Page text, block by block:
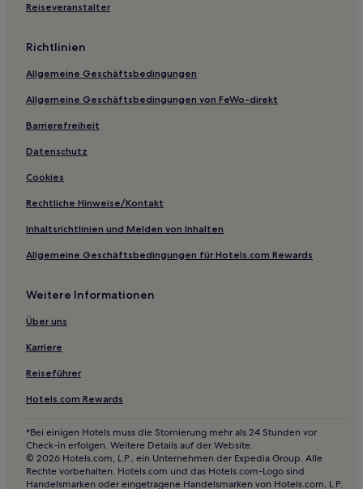
Hotels nahe Station Bródno
Wawrzyszew: Hotels
Hotels nahe U-Bahn-Station Politechnika
Hotels nahe Universität Warschau
Hotels nahe Straßenbahnhaltestelle Plac Wilsona 14
Hotels nahe Centre of Contemporary Art
Hotels nahe Hala Koszyki
Hotels nahe Pole Mokotowskie Station
Reiseveranstalter
Richtlinien
Allgemeine Geschäftsbedingungen
Allgemeine Geschäftsbedingungen von FeWo-direkt
Barrierefreiheit
Datenschutz
Cookies
Rechtliche Hinweise/Kontakt
Inhaltsrichtlinien und Melden von Inhalten
Allgemeine Geschäftsbedingungen für Hotels.com Rewards
Weitere Informationen
Über uns
Karriere
Reiseführer
Hotels.com Rewards
*Bei einigen Hotels muss die Stornierung mehr als 24 Stunden vor
Check-in erfolgen. Weitere Details auf der Website.
© 2026 Hotels.com, L.P., ein Unternehmen der Expedia Group. Alle
Rechte vorbehalten. Hotels.com und das Hotels.com-Logo sind
Handelsmarken oder eingetragene Handelsmarken von Hotels.com, L.P.